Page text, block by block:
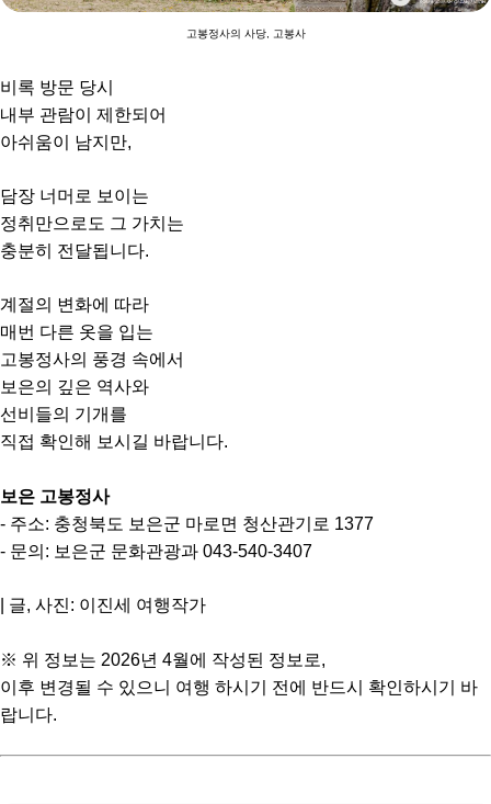
고봉정사의 사당, 고봉사
비록 방문 당시
내부 관람이 제한되어
아쉬움이 남지만,
담장 너머로 보이는
정취만으로도 그 가치는
충분히 전달됩니다.
계절의 변화에 따라
매번 다른 옷을 입는
고봉정사의 풍경 속에서
보은의 깊은 역사와
선비들의 기개를
직접 확인해 보시길 바랍니다.
보은 고봉정사
- 주소: 충청북도 보은군 마로면 청산관기로 1377
- 문의: 보은군 문화관광과 043-540-3407
| 글, 사진: 이진세 여행작가
※ 위 정보는 2026년 4월에 작성된 정보로,
이후 변경될 수 있으니 여행 하시기 전에 반드시 확인하시기 바
랍니다.